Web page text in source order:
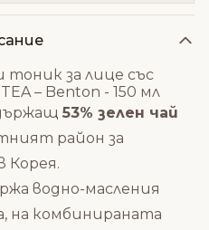
за лице със
– Benton - 150 мл
53% зелен чай
район за
Корея.
водно-масления
на комбинираната